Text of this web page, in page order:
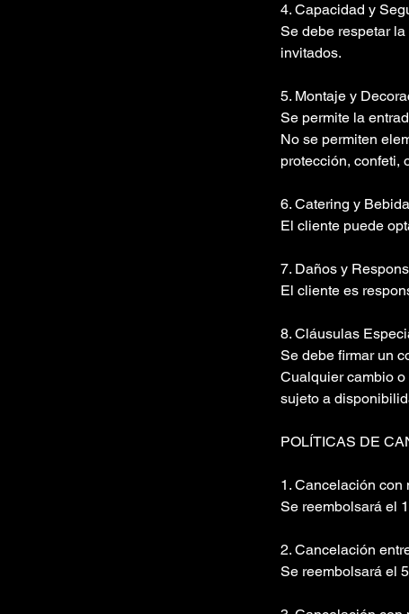
4. Capacidad y
Se debe respetar
invitados.
5. Montaje y
Se permite la
No se permiten
protección, confeti,
6. Catering y
El cliente puede
7. Daños y
El cliente es
8. Cláusulas
Se debe firmar un
Cualquier cambio
sujeto a
POLÍTICAS DE
1. Cancelación con
Se reembolsará el
2. Cancelación
Se reembolsará el